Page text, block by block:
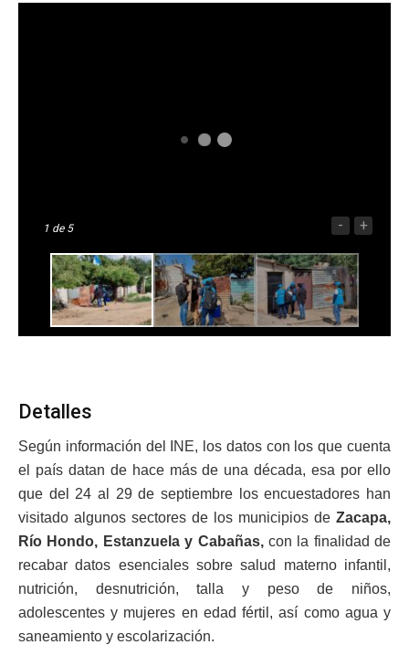
1 de 5 - +
Detalles
Según información del INE, los datos con los que cuenta
el país datan de hace más de una década, esa por ello
que del 24 al 29 de septiembre los encuestadores han
visitado algunos sectores de los municipios de Zacapa,
Río Hondo, Estanzuela y Cabañas,con la finalidad de
recabar datos esenciales sobre salud materno infantil,
nutrición, desnutrición, talla y peso de niños,
adolescentes y mujeres en edad fértil, así como agua y
saneamiento y escolarización.